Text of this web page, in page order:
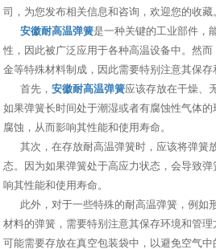
司，为您发布相关信息和咨询，欢迎您的收藏
安徽耐高温弹簧是一种关键的工业部件，
性，因此被广泛应用于各种高温设备中。然
金等特殊材料制成，因此需要特别注意其保存
首先，安徽耐高温弹簧应该存放在干燥、
如果弹簧长时间处于潮湿或者有腐蚀性气体
腐蚀，从而影响其性能和使用寿命。
其次，在存放耐高温弹簧时，应该将弹簧
态。因为如果弹簧处于高应力状态，会导致
响其性能和使用寿命。
此外，对于一些特殊的耐高温弹簧，例如
材料的弹簧，需要特别注意其保存环境和管
可能需要存放在真空包装袋中，以避免空气